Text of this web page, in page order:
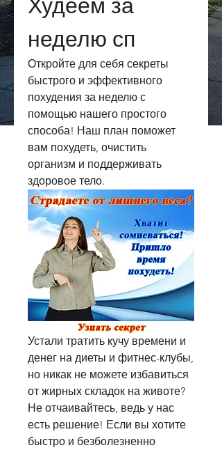
Худеем за
неделю сп
Откройте для себя секреты
быстрого и эффективного
похудения за неделю с
помощью нашего простого
способа! Наш план поможет
вам похудеть, очистить
организм и поддерживать
здоровое тело.
Устали тратить кучу времени и
денег на диеты и фитнес-клубы,
но никак не можете избавиться
от жирных складок на животе?
Не отчаивайтесь, ведь у нас
есть решение! Если вы хотите
быстро и безболезненно